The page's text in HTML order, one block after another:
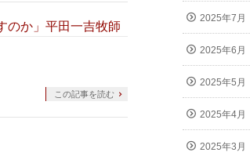
のか」平田一吉牧師
この記事を読む
2025年7月
2025年6月
2025年5月
2025年4月
2025年3月